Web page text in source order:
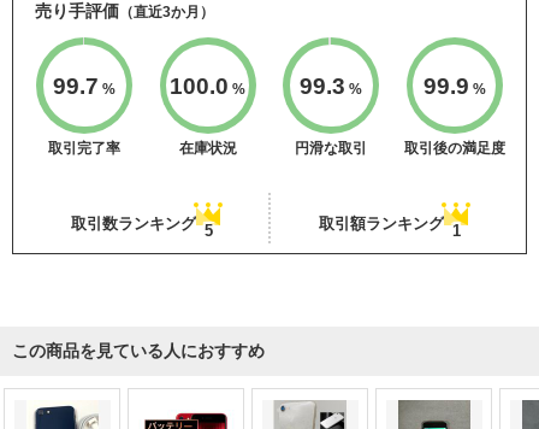
売り手評価 （直近3か月）
99.7 %
取引完了率
100.0 %
在庫状況
99.3 %
円滑な取引
99.9 %
取引後の満足度
取引数ランキング 5 取引額ランキング 1
この商品を見ている人におすすめ